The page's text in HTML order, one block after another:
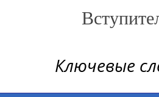
Ключевые